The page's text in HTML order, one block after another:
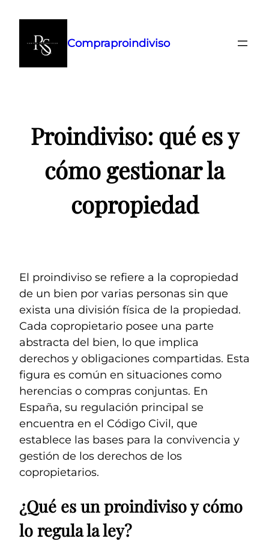
contenido
Compraproindiviso
Proindiviso: qué es y
cómo gestionar la
copropiedad
El proindiviso se refiere a la copropiedad
de un bien por varias personas sin que
exista una división física de la propiedad.
Cada copropietario posee una parte
abstracta del bien, lo que implica
derechos y obligaciones compartidas. Esta
figura es común en situaciones como
herencias o compras conjuntas. En
España, su regulación principal se
encuentra en el Código Civil, que
establece las bases para la convivencia y
gestión de los derechos de los
copropietarios.
¿Qué es un proindiviso y cómo
lo regula la ley?